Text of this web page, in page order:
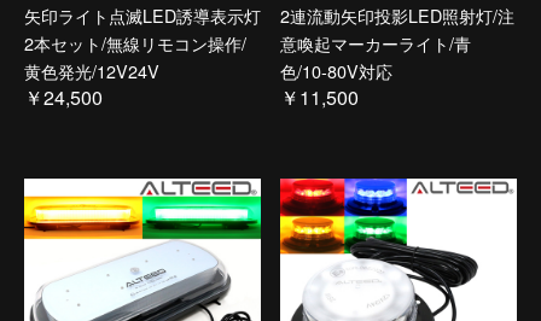
矢印ライト点滅LED誘導表示灯
2本セット/無線リモコン操作/
黄色発光/12V24V
￥24,500
2連流動矢印投影LED照射灯/注
意喚起マーカーライト/青
色/10-80V対応
￥11,500